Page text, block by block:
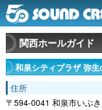
関西ホールガイド
和泉シティプラザ 弥
住所
〒594-0041 和泉市いぶ